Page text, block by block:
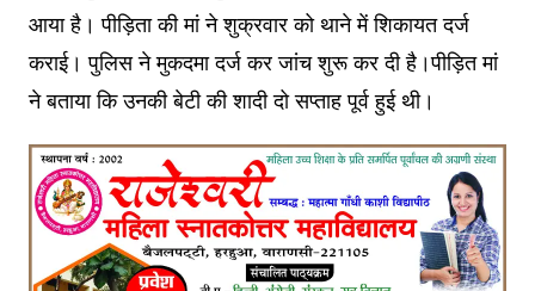
आया है। पीड़िता की मां ने शुक्रवार को थाने में शिकायत दर्ज
कराई। पुलिस ने मुकदमा दर्ज कर जांच शुरू कर दी है।पीड़ित मां
ने बताया कि उनकी बेटी की शादी दो सप्ताह पूर्व हुई थी।